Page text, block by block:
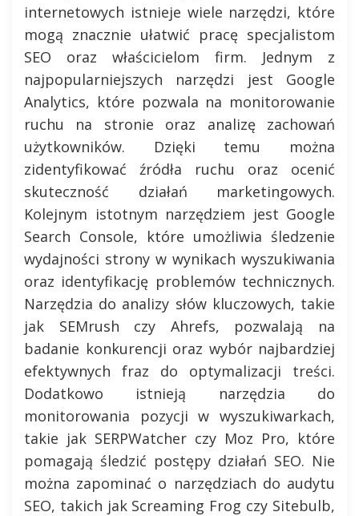
internetowych istnieje wiele narzędzi, które
mogą znacznie ułatwić pracę specjalistom
SEO oraz właścicielom firm. Jednym z
najpopularniejszych narzędzi jest Google
Analytics, które pozwala na monitorowanie
ruchu na stronie oraz analizę zachowań
użytkowników. Dzięki temu można
zidentyfikować źródła ruchu oraz ocenić
skuteczność działań marketingowych.
Kolejnym istotnym narzędziem jest Google
Search Console, które umożliwia śledzenie
wydajności strony w wynikach wyszukiwania
oraz identyfikację problemów technicznych.
Narzędzia do analizy słów kluczowych, takie
jak SEMrush czy Ahrefs, pozwalają na
badanie konkurencji oraz wybór najbardziej
efektywnych fraz do optymalizacji treści.
Dodatkowo istnieją narzędzia do
monitorowania pozycji w wyszukiwarkach,
takie jak SERPWatcher czy Moz Pro, które
pomagają śledzić postępy działań SEO. Nie
można zapominać o narzędziach do audytu
SEO, takich jak Screaming Frog czy Sitebulb,